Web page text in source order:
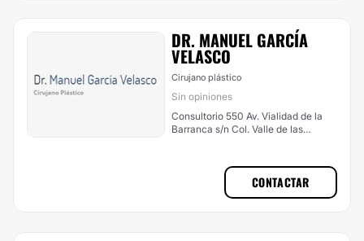
DR. MANUEL GARCÍA
VELASCO
Cirujano plástico
Sin opiniones
Consultorio 550 Av. Vialidad de la
Barranca s/n Col. Valle de las
CONTACTAR